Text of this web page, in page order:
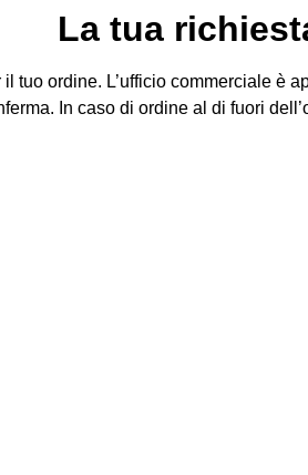
La tua
tuo ordine. L’ufficio commerciale è
In caso di ordine al di fuori